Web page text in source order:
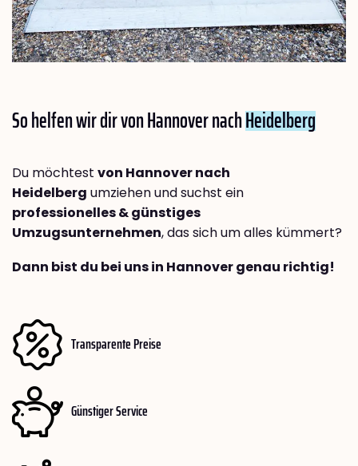
So helfen wir dir von Hannover nachHeidelberg
Du möchtest von Hannover nach
Heidelberg umziehen und suchst ein
professionelles & günstiges
Umzugsunternehmen, das sich um alles kümmert?
Dann bist du bei uns in Hannover genau richtig!
Transparente Preise
Günstiger Service